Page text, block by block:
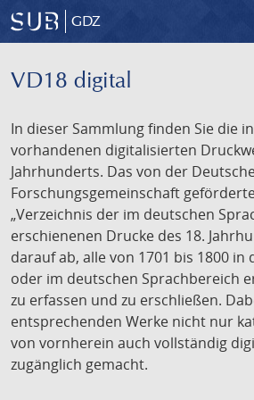
GDZ
VD18 digital
In dieser Sammlung finden Sie die
vorhandenen digitalisierten
Jahrhunderts. Das von der
Forschungsgemeinschaft
„Verzeichnis der im deutschen
erschienenen Drucke des 18.
darauf ab, alle von 1701 bis 1800 in
oder im deutschen Sprachbereich
zu erfassen und zu erschließen.
entsprechenden Werke nicht nur
von vornherein auch vollständig
zugänglich gemacht.